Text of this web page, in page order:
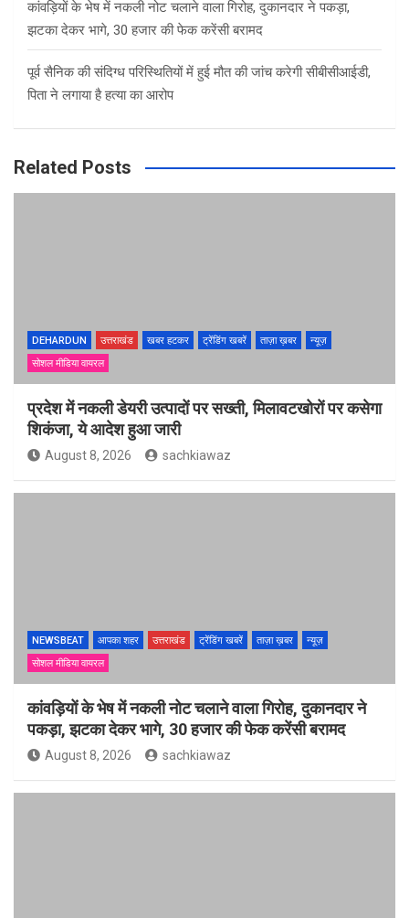
कांवड़ियों के भेष में नकली नोट चलाने वाला गिरोह, दुकानदार ने पकड़ा,
झटका देकर भागे, 30 हजार की फेक करेंसी बरामद
पूर्व सैनिक की संदिग्ध परिस्थितियों में हुई मौत की जांच करेगी सीबीसीआईडी,
पिता ने लगाया है हत्या का आरोप
Related Posts
DEHARDUN उत्तराखंड खबर हटकर ट्रेंडिंग खबरें ताज़ा ख़बर
न्यूज़
सोशल मीडिया वायरल
प्रदेश में नकली डेयरी उत्पादों पर सख्ती, मिलावटखोरों पर कसेगा
शिकंजा, ये आदेश हुआ जारी
August 8, 2026 sachkiawaz
NEWSBEAT आपका शहर उत्तराखंड ट्रेंडिंग खबरें ताज़ा ख़बर
न्यूज़
सोशल मीडिया वायरल
कांवड़ियों के भेष में नकली नोट चलाने वाला गिरोह, दुकानदार ने
पकड़ा, झटका देकर भागे, 30 हजार की फेक करेंसी बरामद
August 8, 2026 sachkiawaz